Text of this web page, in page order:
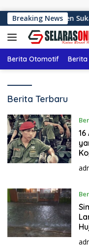
Breaking News
Kabupaten
Berita Otomotif Berita
e
l
a
r
a
s
i
n
e
.
Berita Terbaru